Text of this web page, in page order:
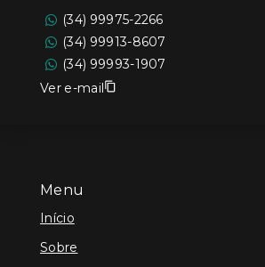
Menu
Início
Sobre
(34) 99975-2266
(34) 99913-8607
(34) 99993-1907
Ver e-mail